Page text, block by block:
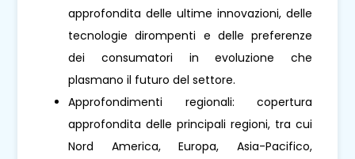
approfondita delle ultime innovazioni, delle
tecnologie dirompenti e delle preferenze
dei consumatori in evoluzione che
plasmano il futuro del settore.
Approfondimenti regionali: copertura
approfondita delle principali regioni, tra cui
Nord America, Europa, Asia-Pacifico,